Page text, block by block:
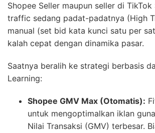
Shopee Seller maupun seller di TikTok
traffic sedang padat-padatnya (High
manual (set bid kata kunci satu per
kalah cepat dengan dinamika pasar.
Saatnya beralih ke strategi berbasis
Learning:
Shopee GMV Max (Otomatis):
untuk mengoptimalkan iklan
Nilai Transaksi (GMV) terbesar.